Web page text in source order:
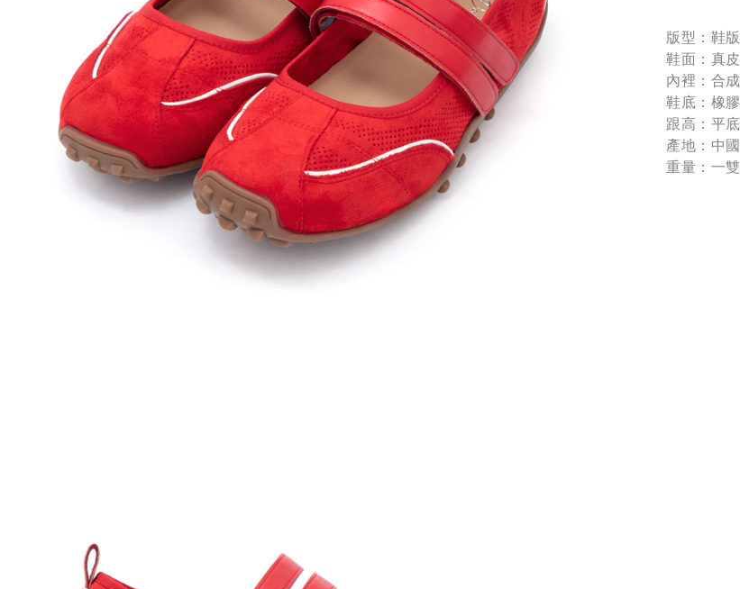
版型：鞋
鞋面：真
內裡：合
鞋底：橡
跟高：平
產地：中國
重量：一